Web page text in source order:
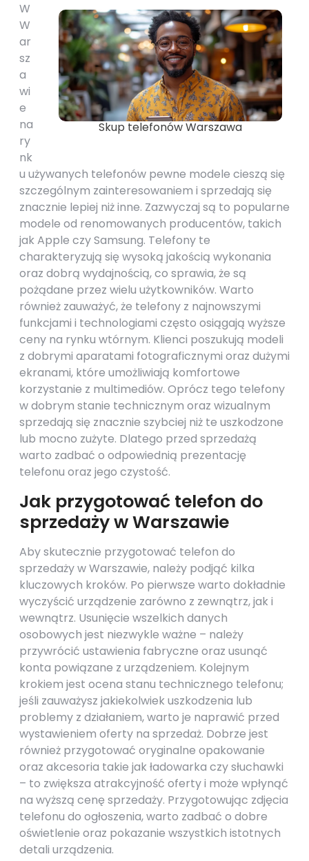
Skup telefonów Warszawa
W
W
ar
sz
a
wi
e
na
ry
nk
u używanych telefonów pewne modele cieszą się
szczególnym zainteresowaniem i sprzedają się
znacznie lepiej niż inne. Zazwyczaj są to popularne
modele od renomowanych producentów, takich
jak Apple czy Samsung. Telefony te
charakteryzują się wysoką jakością wykonania
oraz dobrą wydajnością, co sprawia, że są
pożądane przez wielu użytkowników. Warto
również zauważyć, że telefony z najnowszymi
funkcjami i technologiami często osiągają wyższe
ceny na rynku wtórnym. Klienci poszukują modeli
z dobrymi aparatami fotograficznymi oraz dużymi
ekranami, które umożliwiają komfortowe
korzystanie z multimediów. Oprócz tego telefony
w dobrym stanie technicznym oraz wizualnym
sprzedają się znacznie szybciej niż te uszkodzone
lub mocno zużyte. Dlatego przed sprzedażą
warto zadbać o odpowiednią prezentację
telefonu oraz jego czystość.
Jak przygotować telefon do
sprzedaży w Warszawie
Aby skutecznie przygotować telefon do
sprzedaży w Warszawie, należy podjąć kilka
kluczowych kroków. Po pierwsze warto dokładnie
wyczyścić urządzenie zarówno z zewnątrz, jak i
wewnątrz. Usunięcie wszelkich danych
osobowych jest niezwykle ważne – należy
przywrócić ustawienia fabryczne oraz usunąć
konta powiązane z urządzeniem. Kolejnym
krokiem jest ocena stanu technicznego telefonu;
jeśli zauważysz jakiekolwiek uszkodzenia lub
problemy z działaniem, warto je naprawić przed
wystawieniem oferty na sprzedaż. Dobrze jest
również przygotować oryginalne opakowanie
oraz akcesoria takie jak ładowarka czy słuchawki
– to zwiększa atrakcyjność oferty i może wpłynąć
na wyższą cenę sprzedaży. Przygotowując zdjęcia
telefonu do ogłoszenia, warto zadbać o dobre
oświetlenie oraz pokazanie wszystkich istotnych
detali urządzenia.